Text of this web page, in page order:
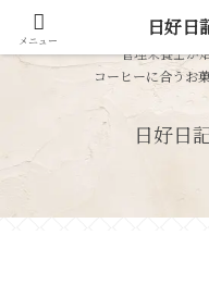
管理栄養士が
コーヒーに合うお
日好日
メニュー
日好日